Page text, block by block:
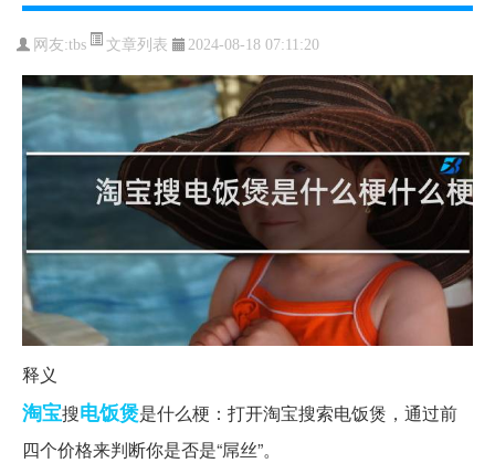
网友:tbs 文章列表 2024-08-18 07:11:20
释义
淘宝搜电饭煲是什么梗：打开淘宝搜索电饭煲，通过前
四个价格来判断你是否是“屌丝”。